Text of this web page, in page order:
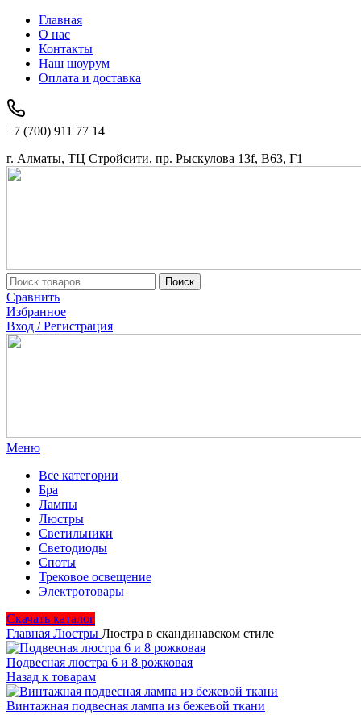
Главная
О нас
Контакты
Наш шоурум
Оплата и доставка
+7 (700) 911 77 14
г. Алматы, ТЦ Стройсити, пр. Рыскулова 13f, В63, Г1
Поиск
Сравнить
Избранное
Вход / Регистрация
Меню
Все категории
Бра
Лампы
Люстры
Светильники
Светодиоды
Споты
Трековое освещение
Электротовары
Скачать каталог
Главная Люстры Люстра в скандинавском стиле
Подвесная люстра 6 и 8 рожковая
Назад к товарам
Винтажная подвесная лампа из бежевой ткани